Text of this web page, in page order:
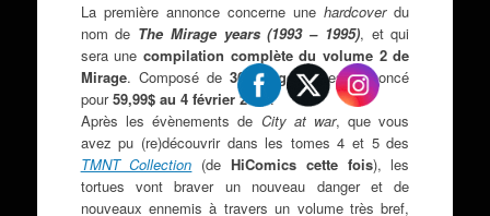
La première annonce concerne unehardcoverdu
nom de The Mirage years (1993 – 1995), et qui
sera une compilation complète du volume 2 de
Mirage. Composé de360 pages, il est annoncé
pour59,99$ au 4 février 2025.
Après les évènements de City at war, que vous
avez pu (re)découvrir dans les tomes 4 et 5 des
TMNT Collection (de HiComics cette fois), les
tortues vont braver un nouveau danger et de
nouveaux ennemis à travers un volume très bref,